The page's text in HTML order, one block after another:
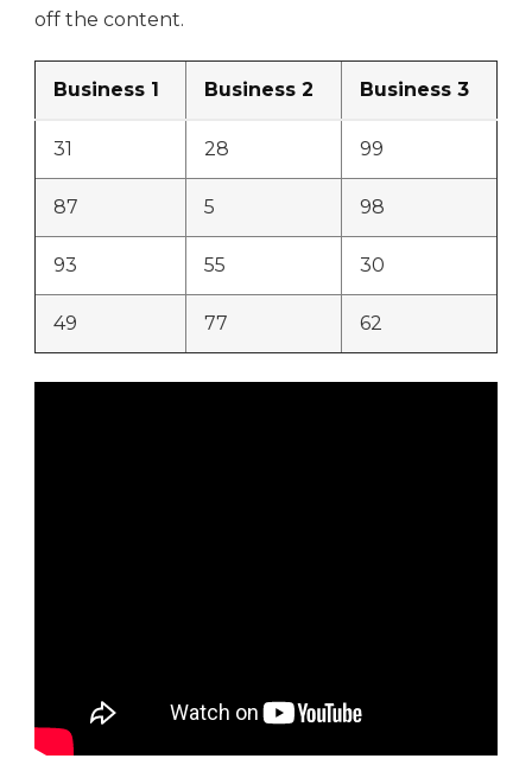
off the content.
Business 1 Business 2 Business 3
31 28 99
87 5 98
93 55 30
49 77 62